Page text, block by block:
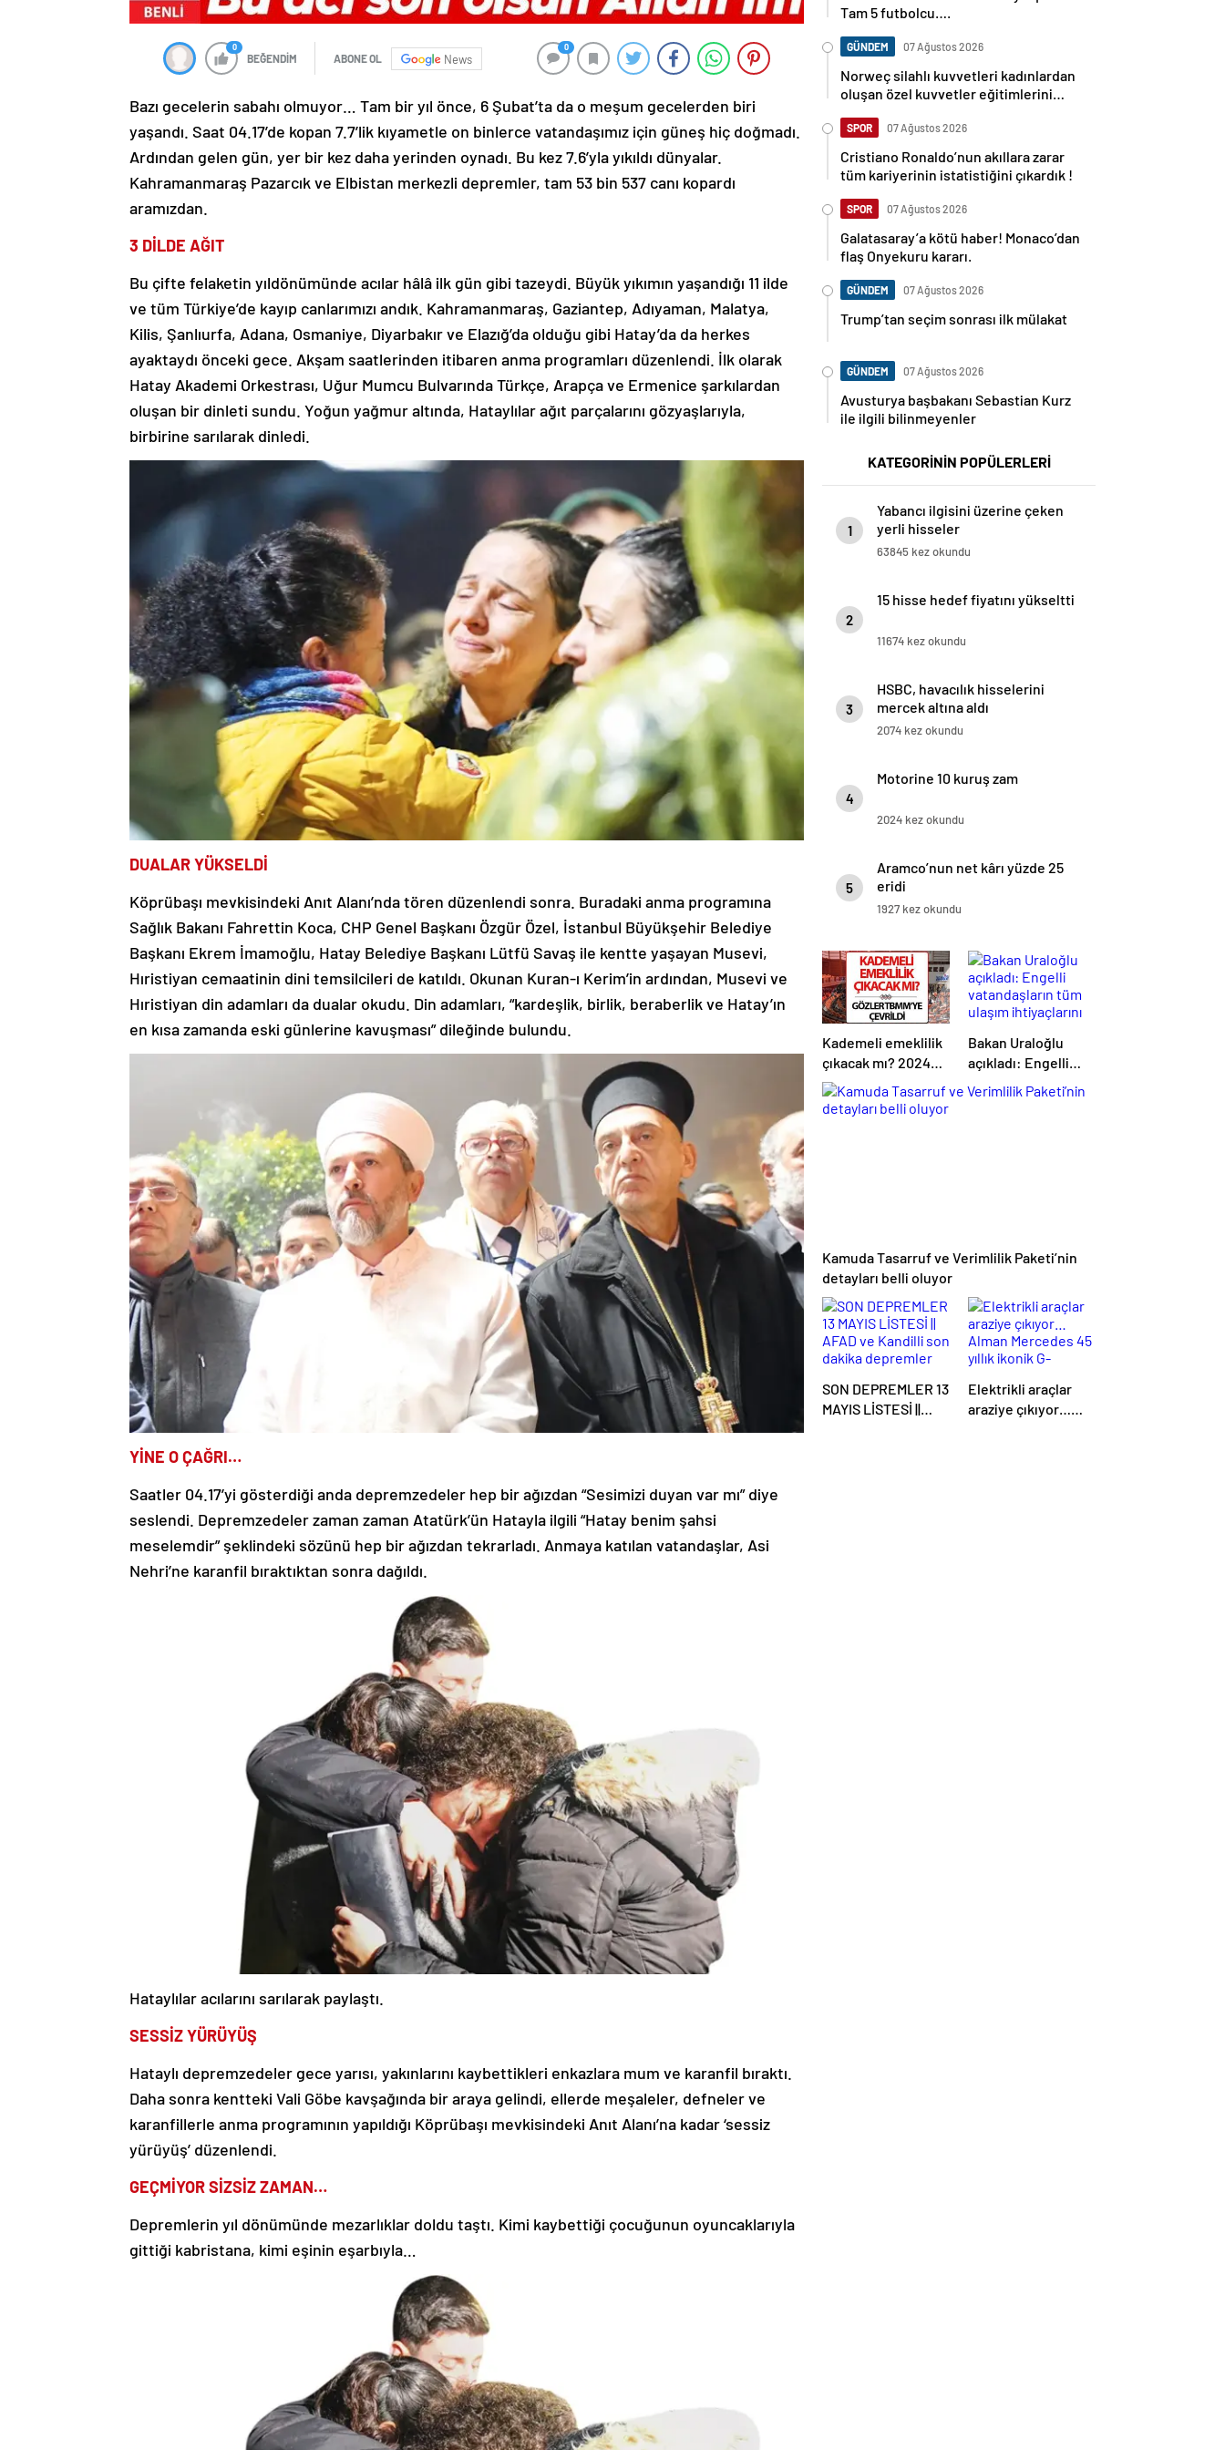
0
BEĞENDİM ABONE OL News
0
Bazı gecelerin sabahı olmuyor… Tam bir yıl önce, 6 Şubat’ta da o meşum gecelerden biri
yaşandı. Saat 04.17’de kopan 7.7’lik kıyametle on binlerce vatandaşımız için güneş hiç doğmadı.
Ardından gelen gün, yer bir kez daha yerinden oynadı. Bu kez 7.6’yla yıkıldı dünyalar.
Kahramanmaraş Pazarcık ve Elbistan merkezli depremler, tam 53 bin 537 canı kopardı
aramızdan.
3 DİLDE AĞIT
Bu çifte felaketin yıldönümünde acılar hâlâ ilk gün gibi tazeydi. Büyük yıkımın yaşandığı 11 ilde
ve tüm Türkiye’de kayıp canlarımızı andık. Kahramanmaraş, Gaziantep, Adıyaman, Malatya,
Kilis, Şanlıurfa, Adana, Osmaniye, Diyarbakır ve Elazığ’da olduğu gibi Hatay’da da herkes
ayaktaydı önceki gece. Akşam saatlerinden itibaren anma programları düzenlendi. İlk olarak
Hatay Akademi Orkestrası, Uğur Mumcu Bulvarında Türkçe, Arapça ve Ermenice şarkılardan
oluşan bir dinleti sundu. Yoğun yağmur altında, Hataylılar ağıt parçalarını gözyaşlarıyla,
birbirine sarılarak dinledi.
DUALAR YÜKSELDİ
Köprübaşı mevkisindeki Anıt Alanı’nda tören düzenlendi sonra. Buradaki anma programına
Sağlık Bakanı Fahrettin Koca, CHP Genel Başkanı Özgür Özel, İstanbul Büyükşehir Belediye
Başkanı Ekrem İmamoğlu, Hatay Belediye Başkanı Lütfü Savaş ile kentte yaşayan Musevi,
Hıristiyan cemaatinin dini temsilcileri de katıldı. Okunan Kuran-ı Kerim’in ardından, Musevi ve
Hıristiyan din adamları da dualar okudu. Din adamları, “kardeşlik, birlik, beraberlik ve Hatay’ın
en kısa zamanda eski günlerine kavuşması” dileğinde bulundu.
YİNE O ÇAĞRI…
Saatler 04.17’yi gösterdiği anda depremzedeler hep bir ağızdan “Sesimizi duyan var mı” diye
seslendi. Depremzedeler zaman zaman Atatürk’ün Hatayla ilgili “Hatay benim şahsi
meselemdir” şeklindeki sözünü hep bir ağızdan tekrarladı. Anmaya katılan vatandaşlar, Asi
Nehri’ne karanfil bıraktıktan sonra dağıldı.
Hataylılar acılarını sarılarak paylaştı.
SESSİZ YÜRÜYÜŞ
Hataylı depremzedeler gece yarısı, yakınlarını kaybettikleri enkazlara mum ve karanfil bıraktı.
Daha sonra kentteki Vali Göbe kavşağında bir araya gelindi, ellerde meşaleler, defneler ve
karanfillerle anma programının yapıldığı Köprübaşı mevkisindeki Anıt Alanı’na kadar ‘sessiz
yürüyüş’ düzenlendi.
GEÇMİYOR SİZSİZ ZAMAN…
Depremlerin yıl dönümünde mezarlıklar doldu taştı. Kimi kaybettiği çocuğunun oyuncaklarıyla
gittiği kabristana, kimi eşinin eşarbıyla…
Tam 5 futbolcu….
GÜNDEM 07 Ağustos 2026
Norweç silahlı kuvvetleri kadınlardan
oluşan özel kuvvetler eğitimlerini
SPOR 07 Ağustos 2026
Cristiano Ronaldo’nun akıllara zarar
tüm kariyerinin istatistiğini çıkardık !
SPOR 07 Ağustos 2026
Galatasaray’a kötü haber! Monaco’dan
flaş Onyekuru kararı.
GÜNDEM 07 Ağustos 2026
Trump’tan seçim sonrası ilk mülakat
GÜNDEM 07 Ağustos 2026
Avusturya başbakanı Sebastian Kurz
ile ilgili bilinmeyenler
KATEGORİNİN POPÜLERLERİ
1
Yabancı ilgisini üzerine çeken
yerli hisseler
63845 kez okundu
2
15 hisse hedef fiyatını yükseltti
11674 kez okundu
3
HSBC, havacılık hisselerini
mercek altına aldı
2074 kez okundu
4
Motorine 10 kuruş zam
2024 kez okundu
5
Aramco’nun net kârı yüzde 25
eridi
1927 kez okundu
Kademeli emeklilik
çıkacak mı? 2024
kademeli emeklilik
son dakika
Bakan Uraloğlu
açıkladı: Engelli
vatandaşların tüm
Kamuda Tasarruf ve Verimlilik Paketi’nin
detayları belli oluyor
SON DEPREMLER 13
MAYIS LİSTESİ ||
Elektrikli araçlar
araziye çıkıyor…